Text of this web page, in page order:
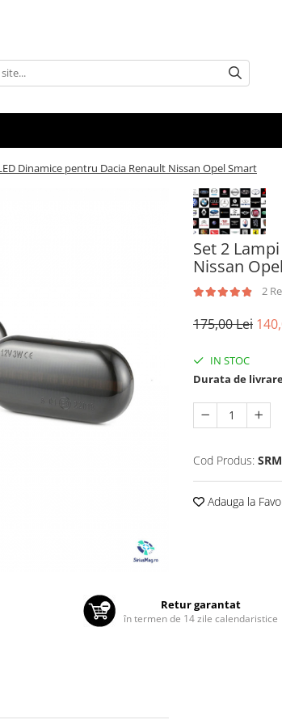
Dinamice pentru Dacia Renault Nissan Opel Smart
Set 2
Nissan
2
175,00 Lei
IN STOC
Durata de
Cod Produs:
Adauga la
Retur garantat
în termen de 14 zile calendaristice